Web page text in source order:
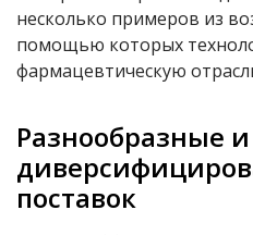
несколько примеров из
помощью которых
фармацевтическую
Разнообразные и
поставок